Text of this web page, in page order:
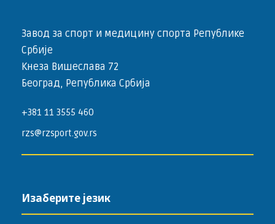
Завод за спорт и медицину спорта Републике
Србије
Кнеза Вишеслава 72
Београд, Република Србија
+381 11 3555 460
rzs@rzsport.gov.rs
Изаберите језик